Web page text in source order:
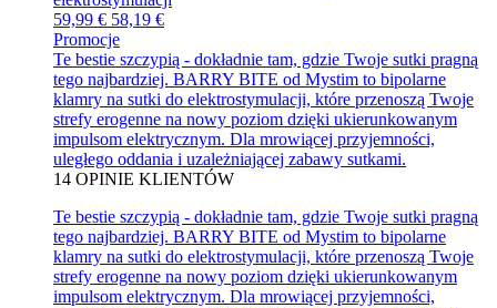
59,99 € 58,19 €
Promocje
Te bestie szczypią - dokładnie tam, gdzie Twoje sutki pragną
tego najbardziej. BARRY BITE od Mystim to bipolarne
klamry na sutki do elektrostymulacji, które przenoszą Twoje
strefy erogenne na nowy poziom dzięki ukierunkowanym
impulsom elektrycznym. Dla mrowiącej przyjemności,
uległego oddania i uzależniającej zabawy sutkami.
14 OPINIE KLIENTÓW
Te bestie szczypią - dokładnie tam, gdzie Twoje sutki pragną
tego najbardziej. BARRY BITE od Mystim to bipolarne
klamry na sutki do elektrostymulacji, które przenoszą Twoje
strefy erogenne na nowy poziom dzięki ukierunkowanym
impulsom elektrycznym. Dla mrowiącej przyjemności,